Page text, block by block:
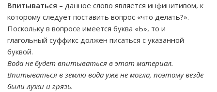
Впитываться – данное слово является инфинитивом, к
которому следует поставить вопрос «что делать?».
Поскольку в вопросе имеется буква «Ь», то и
глагольный суффикс должен писаться с указанной
буквой.
Вода не будет впитываться в этот материал.
Впитываться в землю вода уже не могла, поэтому везде
были лужи и грязь.